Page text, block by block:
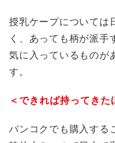
授乳ケープについては
く、あっても柄が派手
気に入っているものが
す。
＜できれば持ってきた
バンコクでも購入する